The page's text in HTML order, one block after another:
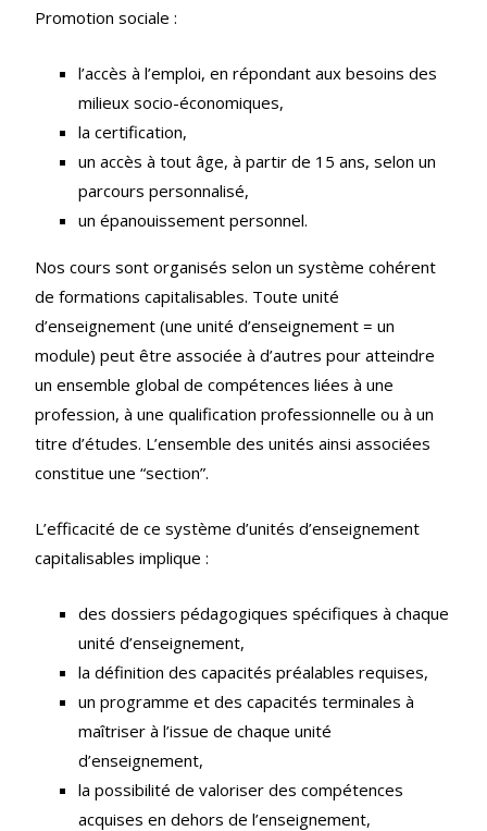
Promotion sociale :
l’accès à l’emploi, en répondant aux besoins des
milieux socio-économiques,
la certification,
un accès à tout âge, à partir de 15 ans, selon un
parcours personnalisé,
un épanouissement personnel.
Nos cours sont organisés selon un système cohérent
de formations capitalisables. Toute unité
d’enseignement (une unité d’enseignement = un
module) peut être associée à d’autres pour atteindre
un ensemble global de compétences liées à une
profession, à une qualification professionnelle ou à un
titre d’études. L’ensemble des unités ainsi associées
constitue une “section”.
L’efficacité de ce système d’unités d’enseignement
capitalisables implique :
des dossiers pédagogiques spécifiques à chaque
unité d’enseignement,
la définition des capacités préalables requises,
un programme et des capacités terminales à
maîtriser à l’issue de chaque unité
d’enseignement,
la possibilité de valoriser des compétences
acquises en dehors de l’enseignement,